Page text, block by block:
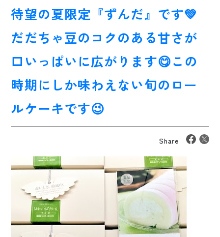
待望の夏限定『ずんだ』です💚
だだちゃ豆のコクのある甘さが
口いっぱいに広がります😋この
時期にしか味わえない旬のロー
ルケーキです😉
Share